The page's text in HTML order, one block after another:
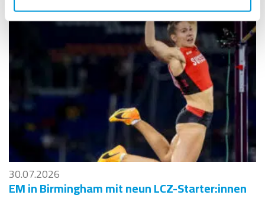
30.07.2026
EM in Birmingham mit neun LCZ-Starter:innen